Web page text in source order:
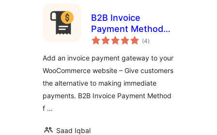
B2B Invoice
Payment Method
for WooCommerce
(4total
de
)
Add an invoice payment gateway to your
WooCommerce website – Give customers
the alternative to making immediate
payments. B2B Invoice Payment Method
f …
Saad Iqbal